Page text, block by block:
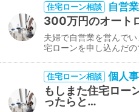
住宅ローン相談 自営
300万円のオート
夫婦で自営業を営んで
宅ローンを申し込んだ
住宅ローン相談 個人
もしまた住宅ロー
ったらと…